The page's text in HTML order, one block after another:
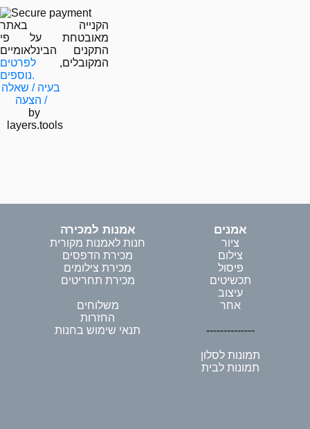
הקנייה באתר
מאובטחת על פי
התקנים הבינלאומיים
המקובלים, לפרטים
נוספים.
בעיה / שאלה
/ הצעה
by
layers.tools
אמנים
ציור
צילום
פיסול
תכשיטים
עיצוב
אחר
--------------
תמונות לסלון
תמונות לבית
אמנות למכירה
חנות לאמנות מקורית
מכירת הדפסים
מכירת צילומים
מכירת תחריטים
משלוחים
החזרות
תנאי שימוש בחנות